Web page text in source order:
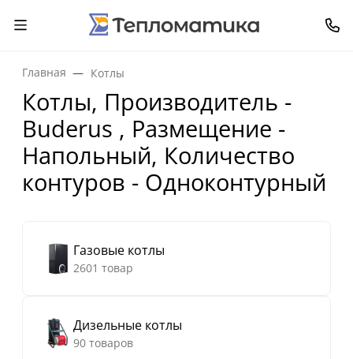
Главная Котлы
Котлы, Производитель -
Buderus , Размещение -
Напольный, Количество
контуров - Одноконтурный
Газовые котлы
2601 товар
Дизельные котлы
90 товаров